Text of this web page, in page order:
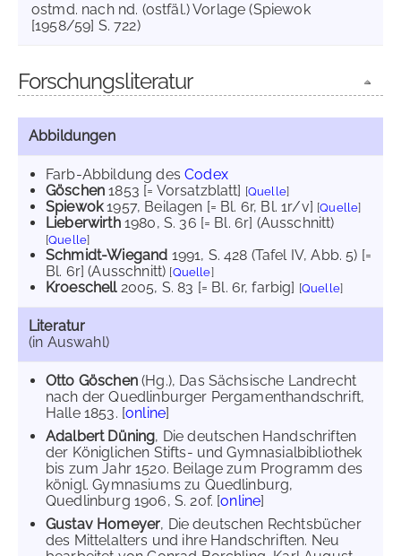
ostmd. nach nd. (ostfäl.) Vorlage (Spiewok
[1958/59] S. 722)
Forschungsliteratur
Abbildungen
Farb-Abbildung desCodex
Göschen 1853 [= Vorsatzblatt] [Quelle]
Spiewok1957, Beilagen [= Bl. 6r, Bl. 1r/v] [Quelle]
Lieberwirth1980, S. 36 [= Bl. 6r] (Ausschnitt)
[Quelle]
Schmidt-Wiegand 1991, S. 428 (Tafel IV, Abb. 5) [=
Bl. 6r] (Ausschnitt) [Quelle]
Kroeschell2005, S. 83 [= Bl. 6r, farbig] [Quelle]
Literatur
(in Auswahl)
Otto Göschen(Hg.), Das Sächsische Landrecht
nach der Quedlinburger Pergamenthandschrift,
Halle 1853. [online]
Adalbert Düning, Die deutschen Handschriften
der Königlichen Stifts- und Gymnasialbibliothek
bis zum Jahr 1520. Beilage zum Programm des
königl. Gymnasiums zu Quedlinburg,
Quedlinburg 1906, S. 20f. [online]
Gustav Homeyer, Die deutschen Rechtsbücher
des Mittelalters und ihre Handschriften. Neu